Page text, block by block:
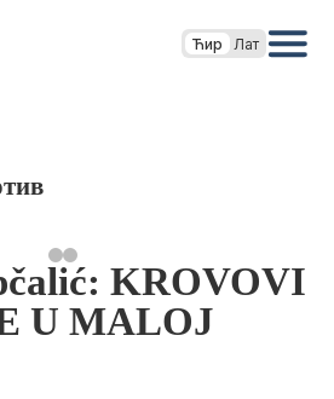
Ћир Лат
KROVOVI
U MALOJ